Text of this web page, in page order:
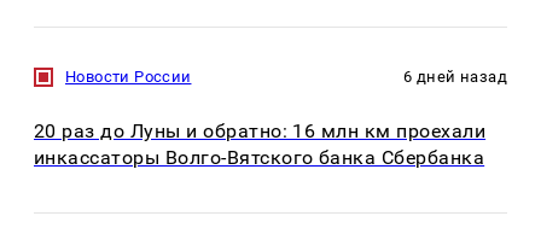
Новости России 6 дней назад
20 раз до Луны и обратно: 16 млн км проехали
инкассаторы Волго-Вятского банка Сбербанка